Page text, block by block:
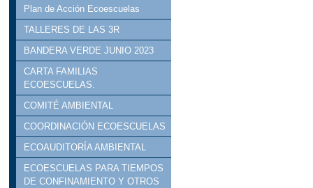
Plan de Acción Ecoescuelas
TALLERES DE LAS 3R
BANDERA VERDE JUNIO 2023
CARTA FAMILIAS
ECOESCUELAS.
COMITÉ AMBIENTAL
COORDINACIÓN ECOESCUELAS
ECOAUDITORÍA AMBIENTAL
ECOESCUELAS PARA TIEMPOS
DE CONFINAMIENTO Y OTROS